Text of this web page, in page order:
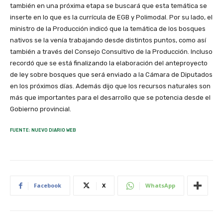
también en una próxima etapa se buscará que esta temática se
inserte en lo que es la currícula de EGB y Polimodal. Por su lado, el
ministro de la Producción indicó que la temática de los bosques
nativos se la venía trabajando desde distintos puntos, como así
también a través del Consejo Consultivo de la Producción. Incluso
recordó que se está finalizando la elaboración del anteproyecto
de ley sobre bosques que será enviado a la Cámara de Diputados
en los próximos días. Además dijo que los recursos naturales son
más que importantes para el desarrollo que se potencia desde el
Gobierno provincial.
FUENTE: NUEVO DIARIO WEB
Facebook X WhatsApp